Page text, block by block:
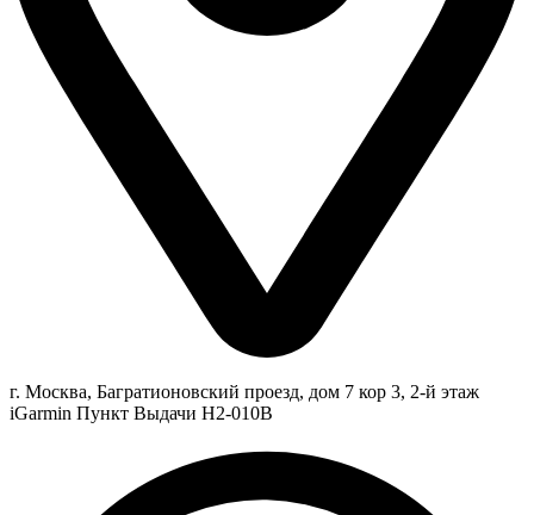
г. Москва, Багратионовский проезд, дом 7 кор 3, 2-й этаж
iGarmin Пункт Выдачи Н2-010В